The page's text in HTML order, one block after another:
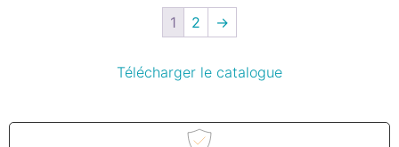
1 2 →
Télécharger le catalogue